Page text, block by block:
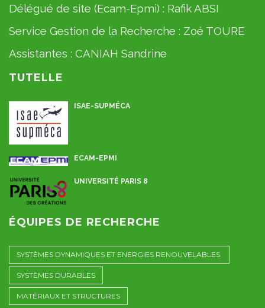
Délégué de site (Ecam-Epmi) : Rafik ABSI
Service Gestion de la Recherche : Zoé TOURE
Assistantes : CANIAH Sandrine
TUTELLE
ISAE-SUPMÉCA
ECAM-EPMI
UNIVERSITÉ PARIS 8
ÉQUIPES DE RECHERCHE
SYSTÈMES DYNAMIQUES ET ENERGIES RENOUVELABLES
SYSTÈMES DURABLES
MATÉRIAUX ET STRUCTURES